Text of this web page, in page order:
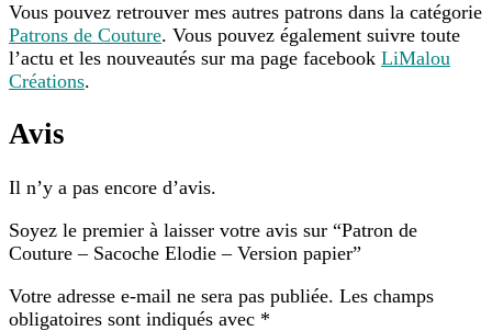
Vous pouvez retrouver mes autres patrons dans la catégorie
Patrons de Couture. Vous pouvez également suivre toute
l’actu et les nouveautés sur ma page facebook LiMalou
Créations.
Avis
Il n’y a pas encore d’avis.
Soyez le premier à laisser votre avis sur “Patron de
Couture – Sacoche Elodie – Version papier”
Votre adresse e-mail ne sera pas publiée. Les champs
obligatoires sont indiqués avec *